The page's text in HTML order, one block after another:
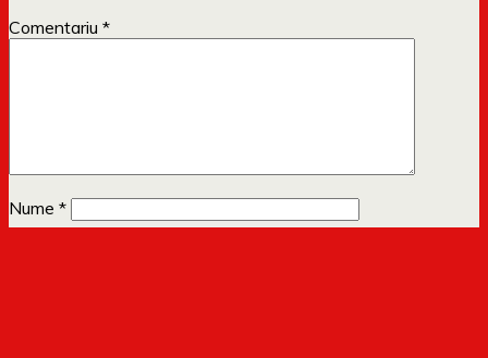
Comentariu *
Nume *